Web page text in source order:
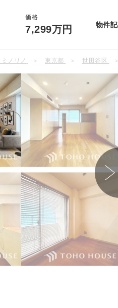
価格
7,299万円 物件
ノリノ 東京都 世田谷区